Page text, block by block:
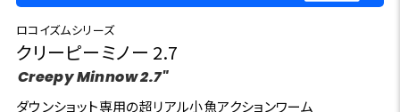
ロコイズムシリーズ
クリーピーミノー 2.7
Creepy Minnow 2.7"
ダウンショット専用の超リアル小魚アクションワーム